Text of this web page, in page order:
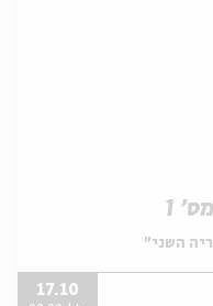
1
השני"
17.10